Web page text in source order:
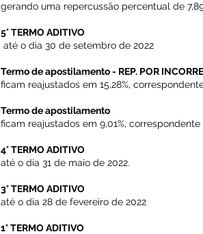
gerando uma repercussão percentual de
5° TERMO ADITIVO
até o dia 30 de setembro de 2022
Termo de apostilamento - REP. POR
ficam reajustados em 15,28%,
Termo de apostilamento
ficam reajustados em 9,01%,
4° TERMO ADITIVO
até o dia 31 de maio de 2022.
3° TERMO ADITIVO
até o dia 28 de fevereiro de 2022
1° TERMO ADITIVO